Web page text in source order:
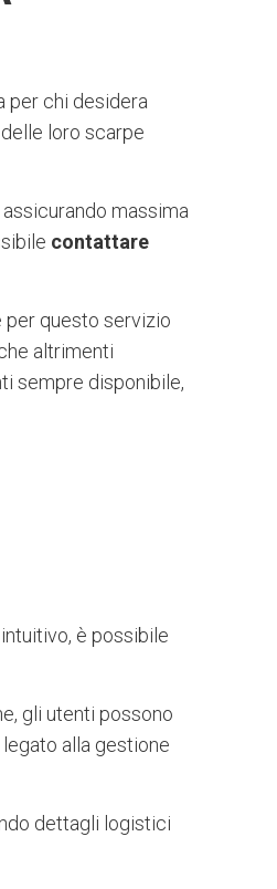
per chi desidera
loro scarpe
massima
contattare
per questo servizio
altrimenti
sempre disponibile,
è possibile
gli utenti possono
alla gestione
dettagli logistici